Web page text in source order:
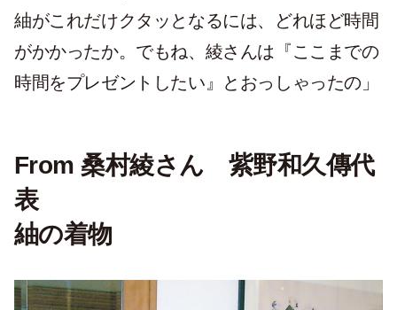
紬がこれだけクタッとなるには、どれほど時間
がかかったか。でもね、綾さんは『ここまでの
時間をプレゼントしたい』とおっしゃったの」
From 桑村綾さん 紫野和久傳代
表
紬の着物